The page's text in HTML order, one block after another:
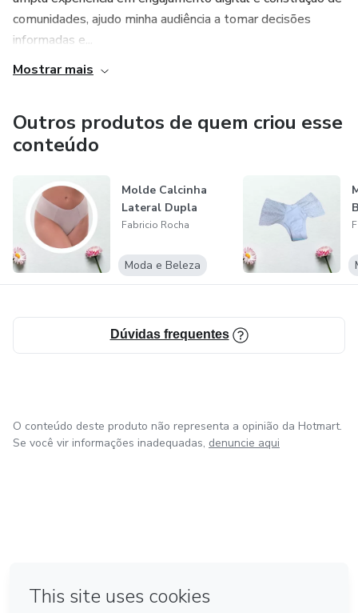
comunidades, ajudo minha audiência a tomar decisões
informadas e...
Mostrar mais
Outros produtos de quem criou esse
conteúdo
Molde Calcinha
Lateral Dupla
Fabricio Rocha
Moda e Beleza
Dúvidas frequentes
O conteúdo deste produto não representa a opinião da Hotmart.
Se você vir informações inadequadas, denuncie aqui
Feito com ❤ em Bogotá